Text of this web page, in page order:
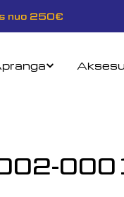
nuo 250€